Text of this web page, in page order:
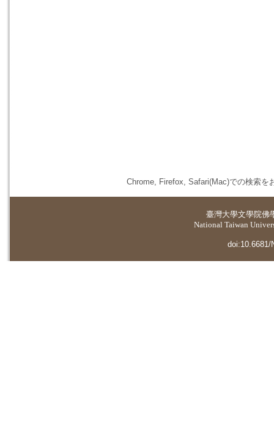
Chrome, Firefox, Safari(Mac)での検索を
臺灣大學文學院佛
National Taiwan
doi:10.6681/